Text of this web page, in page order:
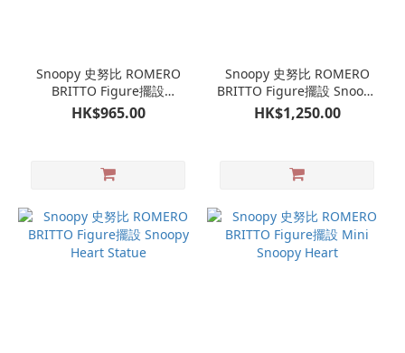
Snoopy 史努比 ROMERO
BRITTO Figure擺設
Snoopy's Dog House
HK$965.00
Snoopy 史努比 ROMERO
BRITTO Figure擺設 Snoopy
Roller Skate
HK$1,250.00